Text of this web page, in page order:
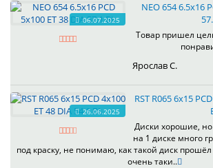
06.07.2025
NEO 654 6.5x16
Товар пришел
Ярослав С.
26.06.2025
RST R065 6x15
Диски хорошие,
на 1 диске много
под краску, не понимаю, как такой диск
очень таки..